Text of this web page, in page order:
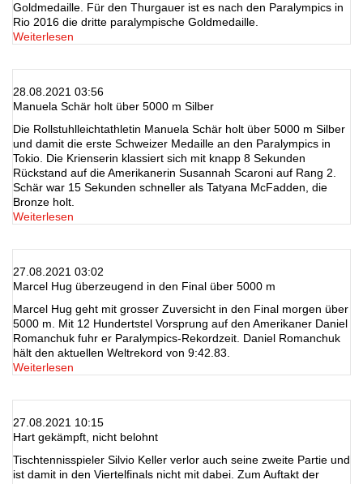
Goldmedaille. Für den Thurgauer ist es nach den Paralympics in
Rio 2016 die dritte paralympische Goldmedaille.
Weiterlesen
28.08.2021 03:56
Manuela Schär holt über 5000 m Silber
Die Rollstuhlleichtathletin Manuela Schär holt über 5000 m Silber
und damit die erste Schweizer Medaille an den Paralympics in
Tokio. Die Krienserin klassiert sich mit knapp 8 Sekunden
Rückstand auf die Amerikanerin Susannah Scaroni auf Rang 2.
Schär war 15 Sekunden schneller als Tatyana McFadden, die
Bronze holt.
Weiterlesen
27.08.2021 03:02
Marcel Hug überzeugend in den Final über 5000 m
Marcel Hug geht mit grosser Zuversicht in den Final morgen über
5000 m. Mit 12 Hundertstel Vorsprung auf den Amerikaner Daniel
Romanchuk fuhr er Paralympics-Rekordzeit. Daniel Romanchuk
hält den aktuellen Weltrekord von 9:42.83.
Weiterlesen
27.08.2021 10:15
Hart gekämpft, nicht belohnt
Tischtennisspieler Silvio Keller verlor auch seine zweite Partie und
ist damit in den Viertelfinals nicht mit dabei. Zum Auftakt der